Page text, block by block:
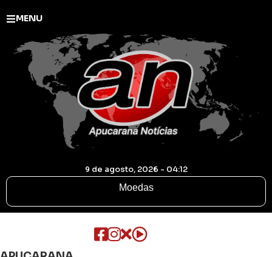
MENU
9 de agosto, 2026 - 04:12
Moedas